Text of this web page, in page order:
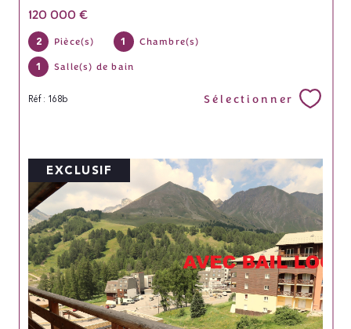
120 000 €
2 Pièce(s) 1 Chambre(s)
1 Salle(s) de bain
Réf : 168b Sélectionner
EXCLUSIF